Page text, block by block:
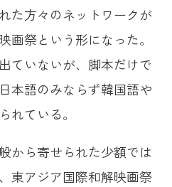
た方々のネットワークが
画祭という形になった。
ていないが、脚本だけで
本語のみならず韓国語や
れている。
から寄せられた少額では
東アジア国際和解映画祭